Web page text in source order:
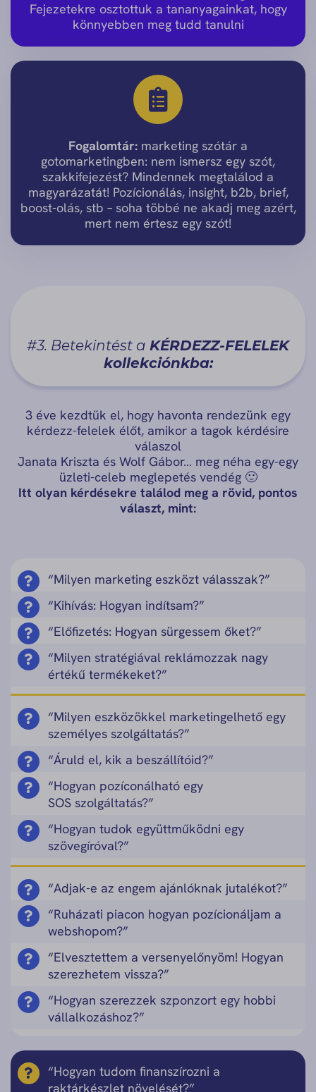
Fejezetekre osztottuk a tananyagainkat, hogy
könnyebben meg tudd tanulni
Fogalomtár: marketing szótár a
gotomarketingben: nem ismersz egy szót,
szakkifejezést? Mindennek megtalálod a
magyarázatát! Pozícionálás, insight, b2b, brief,
boost-olás, stb – soha többé ne akadj meg azért,
mert nem értesz egy szót!
#3. Betekintést a KÉRDEZZ-FELELEK
kollekciónkba:
3 éve kezdtük el, hogy havonta rendezünk egy
kérdezz-felelek élőt, amikor a tagok kérdésire
válaszol
Janata Kriszta és Wolf Gábor… meg néha egy-egy
üzleti-celeb meglepetés vendég 🙂
Itt olyan kérdésekre találod meg a rövid, pontos
választ, mint:
“Milyen marketing eszközt válasszak?”
“Kihívás: Hogyan indítsam?”
“Előfizetés: Hogyan sürgessem őket?”
“Milyen stratégiával reklámozzak nagy
értékű termékeket?”
“Milyen eszközökkel marketingelhető egy
személyes szolgáltatás?”
“Áruld el, kik a beszállítóid?”
“Hogyan pozíconálható egy
SOS szolgáltatás?”
“Hogyan tudok együttműködni egy
szövegíróval?”
“Adjak-e az engem ajánlóknak jutalékot?”
“Ruházati piacon hogyan pozícionáljam a
webshopom?”
“Elvesztettem a versenyelőnyöm! Hogyan
szerezhetem vissza?”
“Hogyan szerezzek szponzort egy hobbi
vállalkozáshoz?”
“Hogyan tudom finanszírozni a
raktárkészlet növelését?”